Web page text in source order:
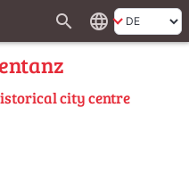
search language
city centre